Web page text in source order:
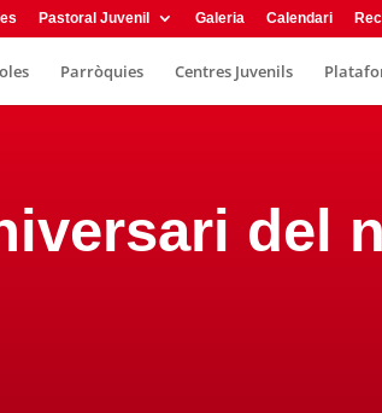
Pastoral Juvenil Galeria Calendari
Parròquies Centres Juvenils
del